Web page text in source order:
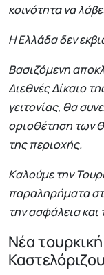
κοινότητα να
Η Ελλάδα δεν
Βασιζόμενη
Διεθνές Δίκαιο
γειτονίας, θα
οριοθέτηση των
της περιοχής.
Kαλούμε την
παραληρήματα
την ασφάλεια
Νέα
Καστελόριζου